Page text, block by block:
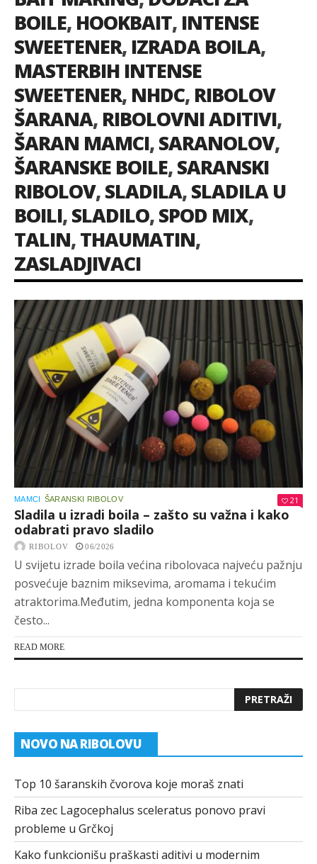
BOILE, HOOKBAIT, INTENSE
SWEETENER, IZRADA BOILA,
MASTERBIH INTENSE
SWEETENER, NHDC, RIBOLOV
ŠARANA, RIBOLOVNI ADITIVI,
ŠARAN MAMCI,SARANOLOV,
ŠARANSKE BOILE,SARANSKI
RIBOLOV,SLADILA,SLADILA U
BOILI,SLADILO,SPOD MIX,
TALIN,THAUMATIN,
ZASLADJIVACI
MAMCI ŠARANSKI RIBOLOV 21
Sladila u izradi boila – zašto su važna i kako
odabrati pravo sladilo
RIBOLOV 06/2026
U svijetu izrade boila većina ribolovaca najveću pažnju
posvećuje baznim miksevima, aromama i tekućim
atraktorima.Međutim, jedna komponenta koja se
često...
READ MORE
NOVO NA RIBOLOVU
Top 10 šaranskih čvorova koje moraš znati
Riba zec Lagocephalus sceleratus ponovo pravi
probleme u Grčkoj
Kako funkcionišu praškasti aditivi u modernim